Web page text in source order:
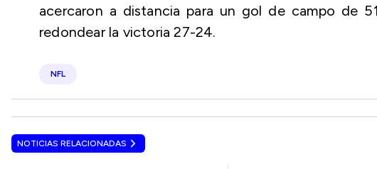
acercaron a distancia para un gol de campo de
redondear la victoria 27-24.
NFL
NOTICIAS RELACIONADAS